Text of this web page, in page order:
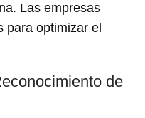
Las empresas
para optimizar el
de